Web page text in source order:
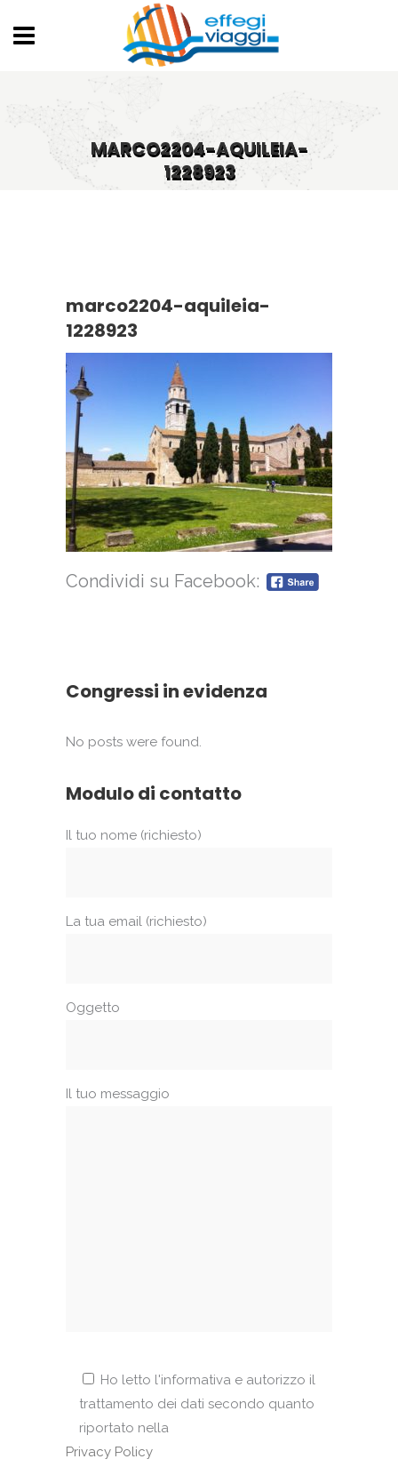
MARCO2204-AQUILEIA-
1228923
marco2204-aquileia-
1228923
Condividi su Facebook:
Congressi in evidenza
No posts were found.
Modulo di contatto
Il tuo nome (richiesto)
La tua email (richiesto)
Oggetto
Il tuo messaggio
Ho letto l'informativa e autorizzo il
trattamento dei dati secondo quanto
riportato nella
Privacy Policy